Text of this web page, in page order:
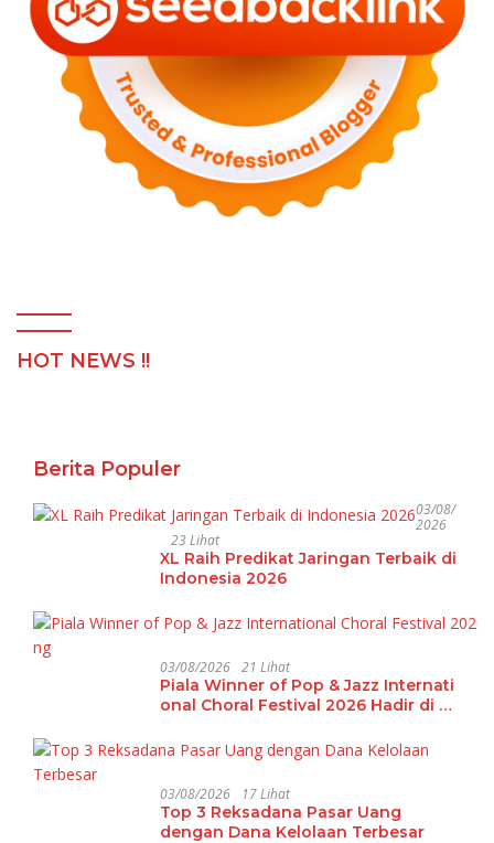
HOT NEWS !!
Berita Populer
03/08/
2026
23 Lihat
XL Raih Predikat Jaringan Terbaik di
Indonesia 2026
03/08/2026 21 Lihat
Piala Winner of Pop & Jazz Internati
onal Choral Festival 2026 Hadir di La
03/08/2026 17 Lihat
Top 3 Reksadana Pasar Uang
dengan Dana Kelolaan Terbesar